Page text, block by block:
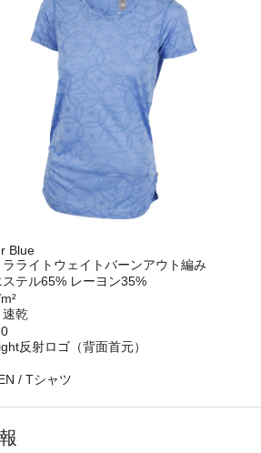
Blue
ラライトウェイトバーンアウト編み
ステル65% レーヨン35%
速乾
反射ロゴ（背面首元）
/ Tシャツ